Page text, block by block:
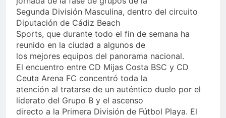
Segunda División Masculina, dentro del circuito
Diputación de Cádiz Beach
Sports, que durante todo el fin de semana ha
reunido en la ciudad a algunos de
los mejores equipos del panorama nacional.
El encuentro entre CD Mijas Costa BSC y CD
Ceuta Arena FC concentró toda la
atención al tratarse de un auténtico duelo por el
liderato del Grupo B y el ascenso
directo a la Primera División de Fútbol Playa. El